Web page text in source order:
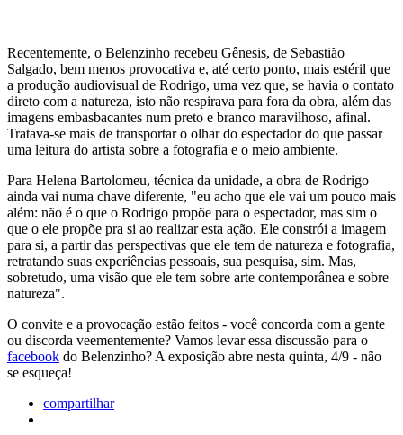
Recentemente, o Belenzinho recebeu Gênesis, de Sebastião
Salgado, bem menos provocativa e, até certo ponto, mais estéril que
a produção audiovisual de Rodrigo, uma vez que, se havia o contato
direto com a natureza, isto não respirava para fora da obra, além das
imagens embasbacantes num preto e branco maravilhoso, afinal.
Tratava-se mais de transportar o olhar do espectador do que passar
uma leitura do artista sobre a fotografia e o meio ambiente.
Para Helena Bartolomeu, técnica da unidade, a obra de Rodrigo
ainda vai numa chave diferente, "eu acho que ele vai um pouco mais
além: não é o que o Rodrigo propõe para o espectador, mas sim o
que o ele propõe pra si ao realizar esta ação. Ele constrói a imagem
para si, a partir das perspectivas que ele tem de natureza e fotografia,
retratando suas experiências pessoais, sua pesquisa, sim. Mas,
sobretudo, uma visão que ele tem sobre arte contemporânea e sobre
natureza".
O convite e a provocação estão feitos - você concorda com a gente
ou discorda veementemente? Vamos levar essa discussão para o
facebook do Belenzinho? A exposição abre nesta quinta, 4/9 - não
se esqueça!
compartilhar